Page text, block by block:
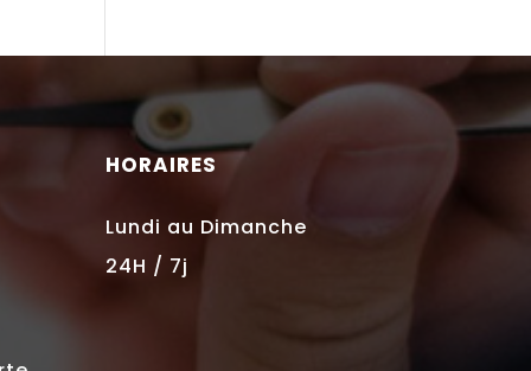
HORAIRES
Lundi au Dimanche
24H / 7j